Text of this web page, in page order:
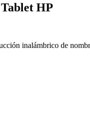
HP
inalámbrico de